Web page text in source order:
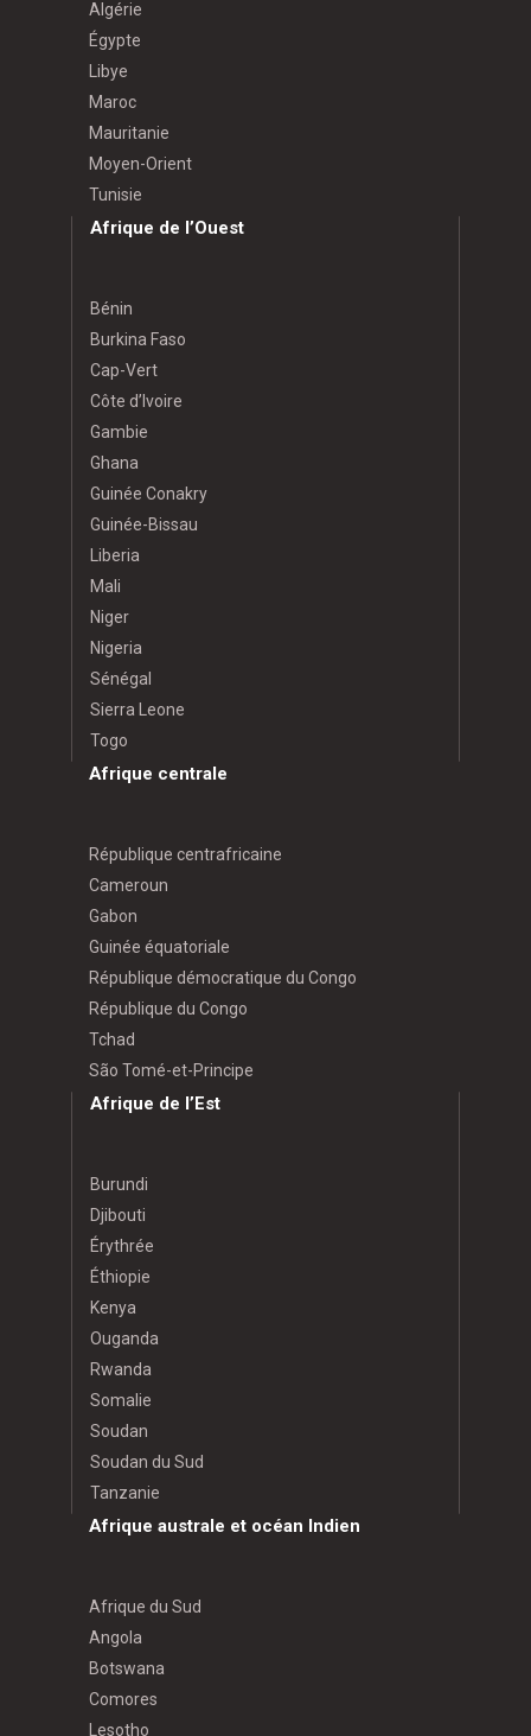
Algérie
Égypte
Libye
Maroc
Mauritanie
Moyen-Orient
Tunisie
Afrique de l’Ouest
Bénin
Burkina Faso
Cap-Vert
Côte d’Ivoire
Gambie
Ghana
Guinée Conakry
Guinée-Bissau
Liberia
Mali
Niger
Nigeria
Sénégal
Sierra Leone
Togo
Afrique centrale
République centrafricaine
Cameroun
Gabon
Guinée équatoriale
République démocratique du Congo
République du Congo
Tchad
São Tomé-et-Principe
Afrique de l’Est
Burundi
Djibouti
Érythrée
Éthiopie
Kenya
Ouganda
Rwanda
Somalie
Soudan
Soudan du Sud
Tanzanie
Afrique australe et océan Indien
Afrique du Sud
Angola
Botswana
Comores
Lesotho